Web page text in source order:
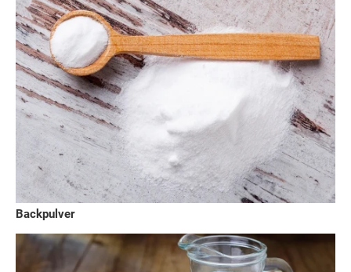
Backpulver